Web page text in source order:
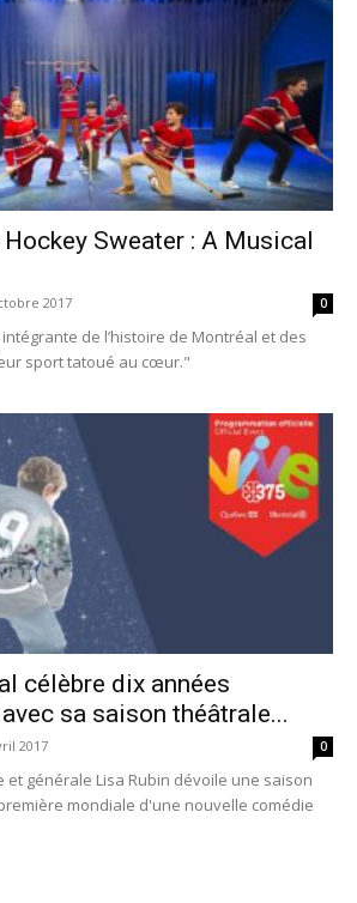
Sweater : A Musical
2017 0
de l’histoire de Montréal et des
sport tatoué au cœur."
célèbre dix années
sa saison théâtrale...
2017 0
et générale Lisa Rubin dévoile une saison
mondiale d'une nouvelle comédie